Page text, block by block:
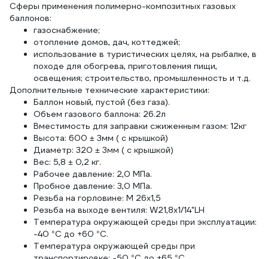
Сферы применения полимерно-композитных газовых
баллонов:
газоснабжение;
отопление домов, дач, коттеджей;
использование в туристических целях, на рыбалке, в
походе для обогрева, приготовления пищи,
освещения; строительство, промышленность и т.д.
Дополнительные технические характеристики:
Баллон новый, пустой (без газа).
Объем газового баллона: 26.2л
Вместимость для заправки сжиженным газом: 12кг
Высота: 600 ± 3мм ( с крышкой)
Диаметр: 320 ± 3мм ( с крышкой)
Вес: 5,8 ± 0,2 кг.
Рабочее давление: 2,0 МПа.
Пробное давление: 3,0 МПа.
Резьба на горловине: М 26х1,5
Резьба на выходе вентиля: W21,8х1/14"LH
Температура окружающей среды при эксплуатации:
-40 °С до +60 °С.
Температура окружающей среды при